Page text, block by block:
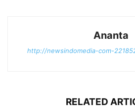
Ananta
http://newsindomedia-com-
RELATED